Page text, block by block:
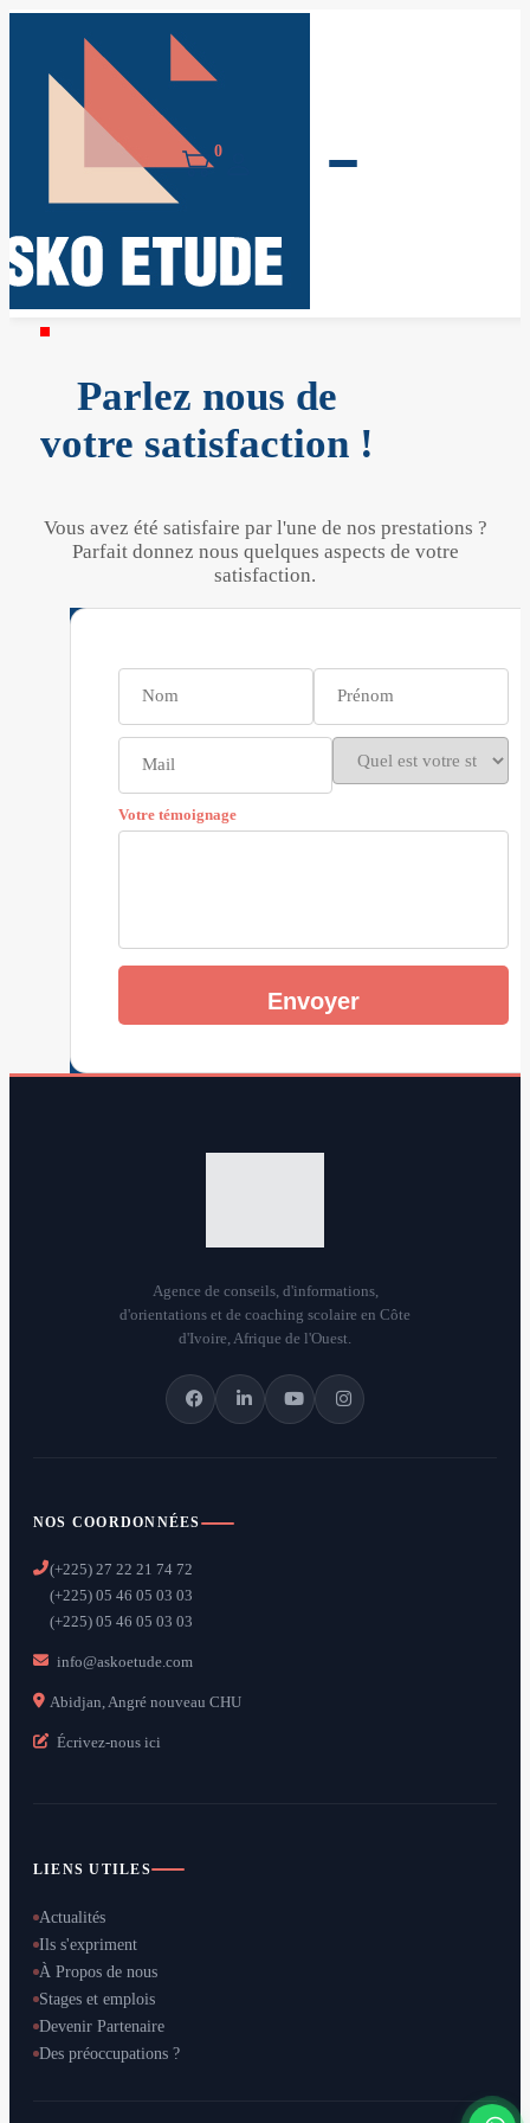
0
Parlez nous de
votre satisfaction !
Vous avez été satisfaire par l'une de nos prestations ?
Parfait donnez nous quelques aspects de votre
satisfaction.
Votre témoignage
Envoyer
Agence de conseils, d'informations,
d'orientations et de coaching scolaire en Côte
d'Ivoire, Afrique de l'Ouest.
NOS COORDONNÉES
(+225) 27 22 21 74 72
(+225) 05 46 05 03 03
(+225) 05 46 05 03 03
info@askoetude.com
Abidjan, Angré nouveau CHU
Écrivez-nous ici
LIENS UTILES
Actualités
Ils s'expriment
À Propos de nous
Stages et emplois
Devenir Partenaire
Des préoccupations ?